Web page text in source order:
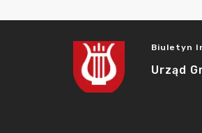
Biuletyn
Urząd